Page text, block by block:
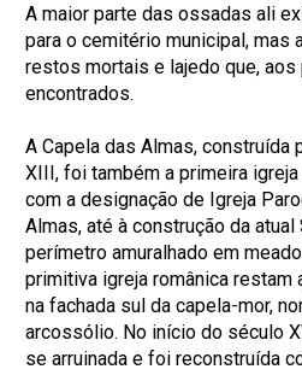
A maior parte das ossadas ali
para o cemitério municipal, mas
restos mortais e lajedo que,
encontrados.
A Capela das Almas, construída
XIII, foi também a primeira
com a designação de Igreja
Almas, até à construção da
perímetro amuralhado em
primitiva igreja românica
na fachada sul da capela-mor,
arcossólio. No início do século
se arruinada e foi reconstruída